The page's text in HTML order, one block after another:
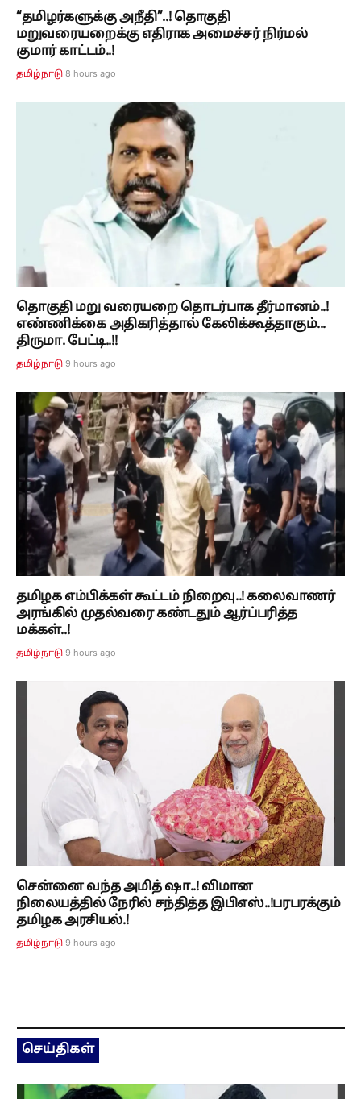
“தமிழர்களுக்கு அநீதி”..! தொகுதி
மறுவரையறைக்கு எதிராக அமைச்சர் நிர்மல்
குமார் காட்டம்..!
தமிழ்நாடு 8 hours ago
தொகுதி மறு வரையறை தொடர்பாக தீர்மானம்..!
எண்ணிக்கை அதிகரித்தால் கேலிக்கூத்தாகும்...
திருமா. பேட்டி..!!
தமிழ்நாடு 9 hours ago
தமிழக எம்பிக்கள் கூட்டம் நிறைவு..! கலைவாணர்
அரங்கில் முதல்வரை கண்டதும் ஆர்ப்பரித்த
மக்கள்..!
தமிழ்நாடு 9 hours ago
சென்னை வந்த அமித் ஷா..! விமான
நிலையத்தில் நேரில் சந்தித்த இபிஎஸ்..!பரபரக்கும்
தமிழக அரசியல்.!
தமிழ்நாடு 9 hours ago
செய்திகள்